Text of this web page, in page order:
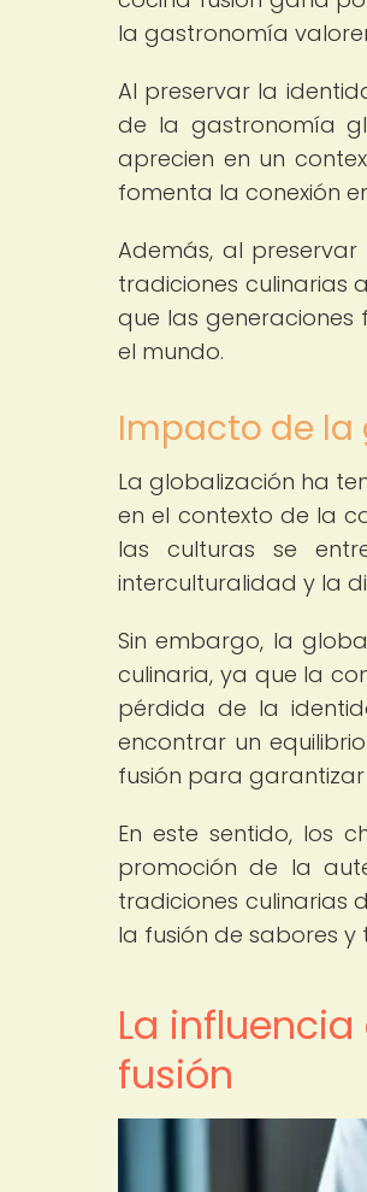
la gastronomía
Al preservar la
de la gastronomía
aprecien en un
fomenta la conexión
Además, al
tradiciones culinarias
que las
el mundo.
Impacto de
La globalización ha
en el contexto de la
las culturas se
interculturalidad y la
Sin embargo, la
culinaria, ya que la
pérdida de la
encontrar un
fusión para
En este sentido, los
promoción de la
tradiciones culinarias
la fusión de sabores y
La
fusión